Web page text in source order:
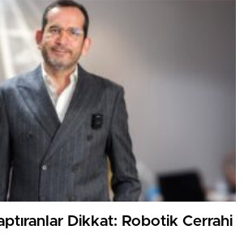
Dikkat: Robotik Cerrahi